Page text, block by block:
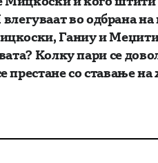
во одбрана на
Ганиу и
Колку пари се
со ставање на